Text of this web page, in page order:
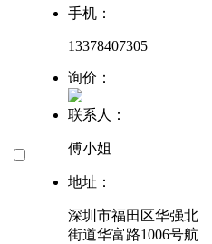
手机：
13378407305
询价：
联系人：
傅小姐
地址：
深圳市福田区华强北
街道华富路1006号航